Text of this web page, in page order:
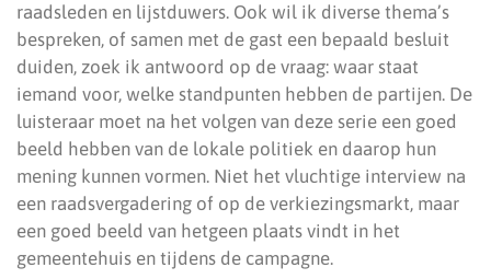
raadsleden en lijstduwers. Ook wil ik diverse thema’s
bespreken, of samen met de gast een bepaald besluit
duiden, zoek ik antwoord op de vraag: waar staat
iemand voor, welke standpunten hebben de partijen. De
luisteraar moet na het volgen van deze serie een goed
beeld hebben van de lokale politiek en daarop hun
mening kunnen vormen. Niet het vluchtige interview na
een raadsvergadering of op de verkiezingsmarkt, maar
een goed beeld van hetgeen plaats vindt in het
gemeentehuis en tijdens de campagne.